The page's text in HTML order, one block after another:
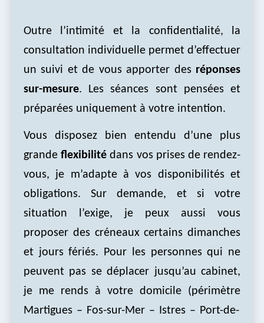
Outre l’intimité et la confidentialité, la
consultation individuelle permet d’effectuer
un suivi et de vous apporter des réponses
sur-mesure. Les séances sont pensées et
préparées uniquement à votre intention.
Vous disposez bien entendu d’une plus
grandeflexibilité dans vos prises de rendez-
vous, je m’adapte à vos disponibilités et
obligations. Sur demande, et si votre
situation l’exige, je peux aussi vous
proposer des créneaux certains dimanches
et jours fériés. Pour les personnes qui ne
peuvent pas se déplacer jusqu’au cabinet,
je me rends à votre domicile (périmètre
Martigues – Fos-sur-Mer – Istres – Port-de-